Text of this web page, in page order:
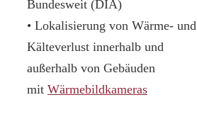
Bundesweit (DIA)
• Lokalisierung von Wärme- und
Kälteverlust innerhalb und
außerhalb von Gebäuden
mit Wärmebildkameras